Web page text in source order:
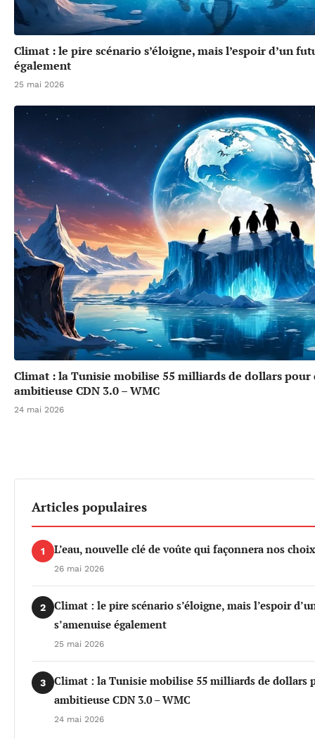
Climat : le pire scénario s’éloigne, mais l’espoir d’un
également
25 mai 2026
Climat : la Tunisie mobilise 55 milliards de dollars pour
ambitieuse CDN 3.0 – WMC
24 mai 2026
Articles populaires
1 L’eau, nouvelle clé de voûte qui façonnera nos
26 mai 2026
2
Climat : le pire scénario s’éloigne, mais l’espoir
s’amenuise également
25 mai 2026
3
Climat : la Tunisie mobilise 55 milliards de dollars
ambitieuse CDN 3.0 – WMC
24 mai 2026